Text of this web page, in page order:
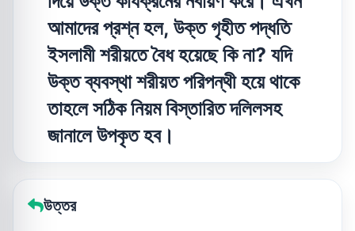
আমাদের প্রশ্ন হল, উক্ত গৃহীত পদ্ধতি
ইসলামী শরীয়তে বৈধ হয়েছে কি না? যদি
উক্ত ব্যবস্থা শরীয়ত পরিপন্থী হয়ে থাকে
তাহলে সঠিক নিয়ম বিস্তারিত দলিলসহ
জানালে উপকৃত হব।
উত্তর